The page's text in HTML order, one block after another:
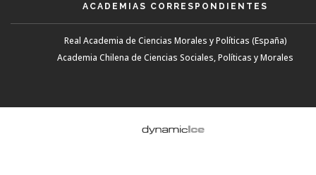
ACADEMIAS CORRESPONDIENTES
Real Academia de Ciencias Morales y Políticas (España)
Academia Chilena de Ciencias Sociales, Políticas y Morales